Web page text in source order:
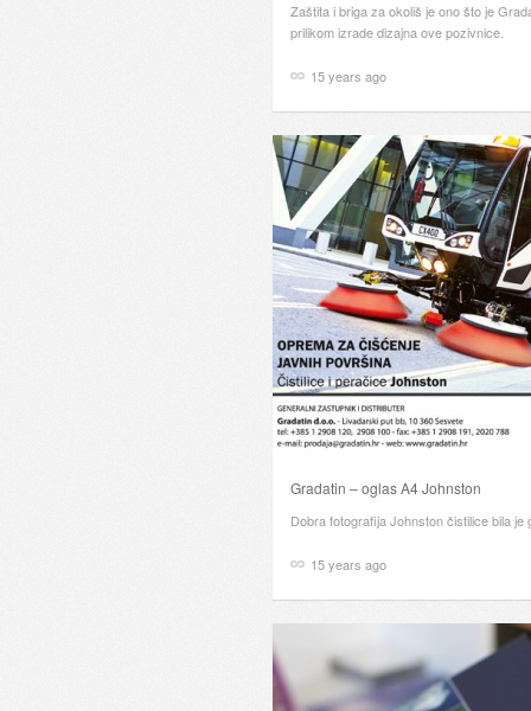
Zaštita i briga za okoliš je ono što je
prilikom izrade dizajna ove pozivnice.
15 years ago
Gradatin – oglas A4 Johnston
Dobra fotografija Johnston čistilice bila je
15 years ago